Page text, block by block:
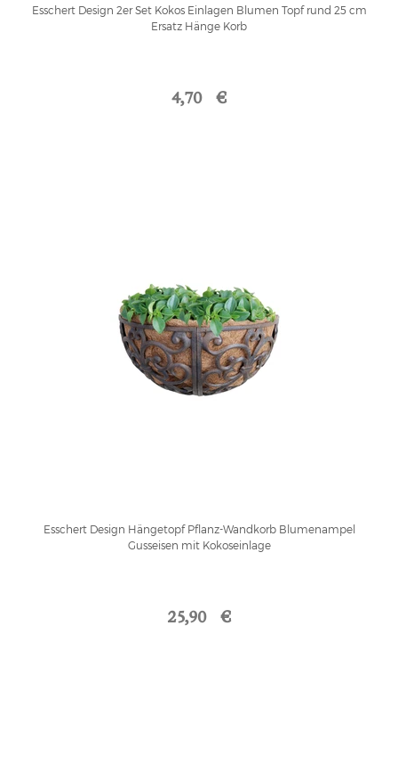
Esschert Design 2er Set Kokos Einlagen Blumen Topf rund 25 cm
Ersatz Hänge Korb
4,70 €
Esschert Design Hängetopf Pflanz-Wandkorb Blumenampel
Gusseisen mit Kokoseinlage
25,90 €